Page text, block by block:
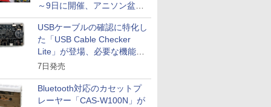
～9日に開催、アニソン盆踊
りや屋台グルメなどもあり
USBケーブルの確認に特化し
た「USB Cable Checker
Lite」が登場、必要な機能を
凝縮しコンパクトに
7日発売
Bluetooth対応のカセットプ
レーヤー「CAS-W100N」が